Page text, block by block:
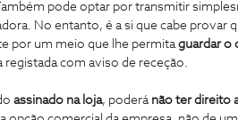
pode optar por transmitir
No entanto, é a si que cabe provar
por um meio que lhe permitaguardar o
registada com aviso de receção.
assinado na loja, poderá não ter direito